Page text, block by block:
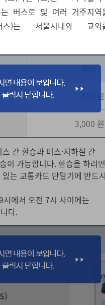
버스로 및 여러 거주지역
스)는 서울시내와 교외
일반
1,500 원
3,000 원
간 환승과 버스·지하철 간
이 가능합니다. 환승을 하려면
는 교통카드 단말기에 반드
에서 오전 7시 사이에는
다.